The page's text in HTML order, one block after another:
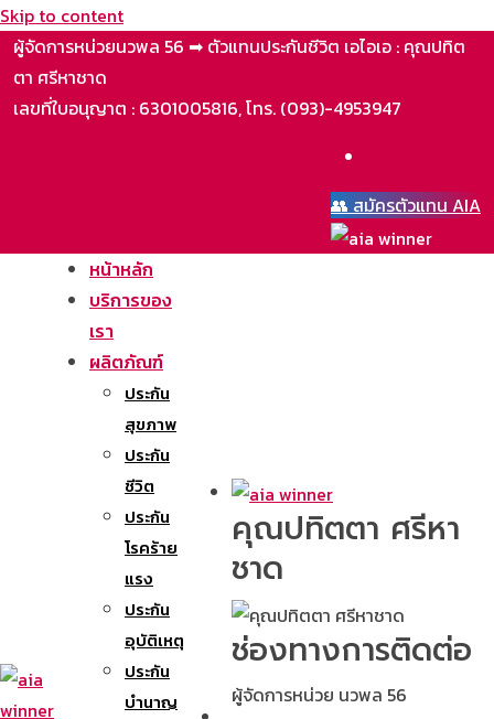
Skip to content
ผู้จัดการหน่วยนวพล 56 ➡ ตัวแทนประกันชีวิต เอไอเอ : คุณปทิต
ตา ศรีหาชาด
เลขที่ใบอนุญาต : 6301005816, โทร. (093)-4953947
👥 สมัครตัวแทน AIA
หน้าหลัก
บริการของ
เรา
ผลิตภัณฑ์
ประกัน
สุขภาพ
ประกัน
ชีวิต
ประกัน
โรคร้าย
แรง
ประกัน
อุบัติเหตุ
ประกัน
บำนาญ
คุณปทิตตา ศรีหา
ชาด
ช่องทางการติดต่อ
ผู้จัดการหน่วย นวพล 56